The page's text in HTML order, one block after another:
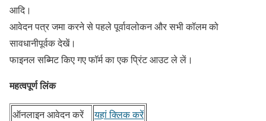
आदि।
आवेदन पत्र जमा करने से पहले पूर्वावलोकन और सभी कॉलम को
सावधानीपूर्वक देखें।
फाइनल सब्मिट किए गए फॉर्म का एक प्रिंट आउट ले लें।
महत्वपूर्ण लिंक
ऑनलाइन आवेदन करें
यहां क्लिक करें